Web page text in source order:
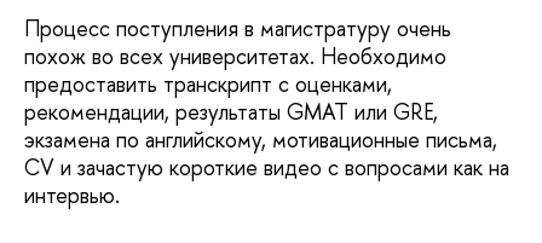
Процесс поступления в магистратуру очень
похож во всех университетах. Необходимо
предоставить транскрипт с оценками,
рекомендации, результаты GMAT или GRE,
экзамена по английскому, мотивационные письма,
CV и зачастую короткие видео с вопросами как на
интервью.